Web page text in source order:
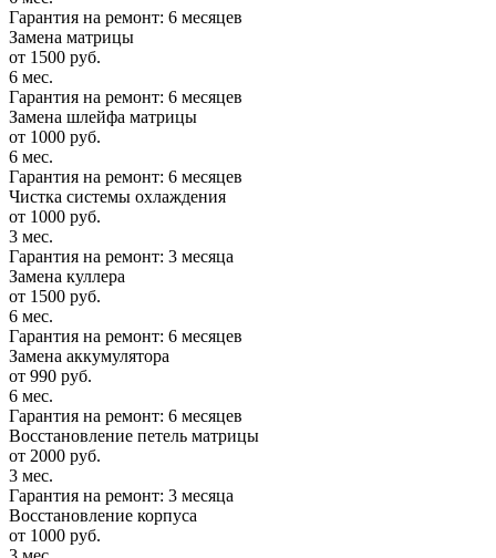
Гарантия на ремонт: 6 месяцев
Замена матрицы
от 1500 руб.
6 мес.
Гарантия на ремонт: 6 месяцев
Замена шлейфа матрицы
от 1000 руб.
6 мес.
Гарантия на ремонт: 6 месяцев
Чистка системы охлаждения
от 1000 руб.
3 мес.
Гарантия на ремонт: 3 месяца
Замена куллера
от 1500 руб.
6 мес.
Гарантия на ремонт: 6 месяцев
Замена аккумулятора
от 990 руб.
6 мес.
Гарантия на ремонт: 6 месяцев
Восстановление петель матрицы
от 2000 руб.
3 мес.
Гарантия на ремонт: 3 месяца
Восстановление корпуса
от 1000 руб.